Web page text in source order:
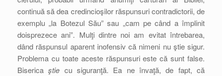
continuă să dea credincioşilor răspunsuri contradictorii, de
exemplu „la Botezul Său” sau „cam pe când a împlinit
doisprezece ani”. Mulţi dintre noi am evitat întrebarea,
dând răspunsul aparent inofensiv că nimeni nu ştie sigur.
Problema cu toate aceste răspunsuri este că sunt false.
Bisericaştie cu siguranţă. Ea ne învaţă, de fapt, că